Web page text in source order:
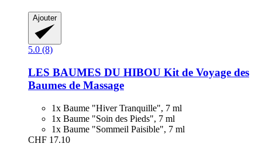
Ajouter
5.0 (8)
LES BAUMES DU HIBOU Kit de Voyage des
Baumes de Massage
1x Baume "Hiver Tranquille", 7 ml
1x Baume "Soin des Pieds", 7 ml
1x Baume "Sommeil Paisible", 7 ml
CHF 17.10